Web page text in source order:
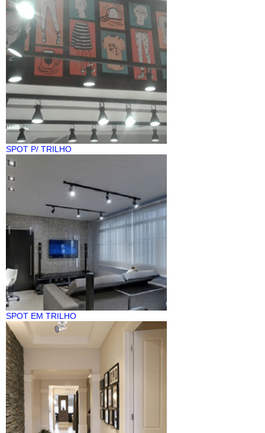
SPOT P/ TRILHO
SPOT EM TRILHO